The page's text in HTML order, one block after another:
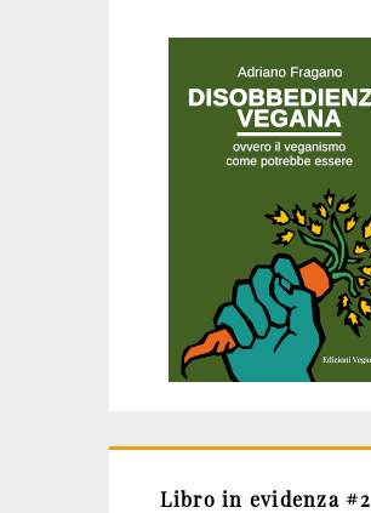
Libro in evidenza #2